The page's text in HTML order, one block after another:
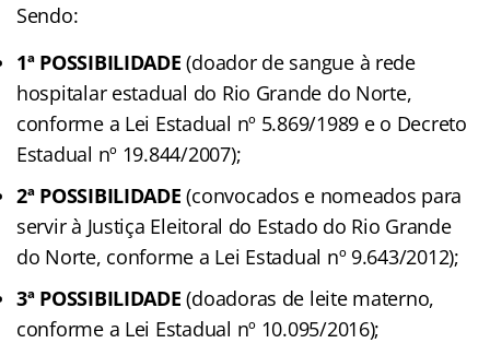
Sendo:
1ª POSSIBILIDADE (doador de sangue à rede
hospitalar estadual do Rio Grande do Norte,
conforme a Lei Estadual nº 5.869/1989 e o Decreto
Estadual nº 19.844/2007);
2ª POSSIBILIDADE (convocados e nomeados para
servir à Justiça Eleitoral do Estado do Rio Grande
do Norte, conforme a Lei Estadual nº 9.643/2012);
3ª POSSIBILIDADE (doadoras de leite materno,
conforme a Lei Estadual nº 10.095/2016);